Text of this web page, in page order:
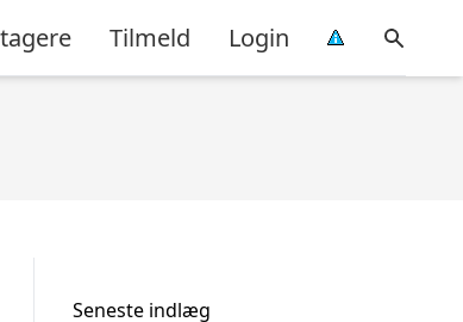
Tilmeld Login
Seneste indlæg